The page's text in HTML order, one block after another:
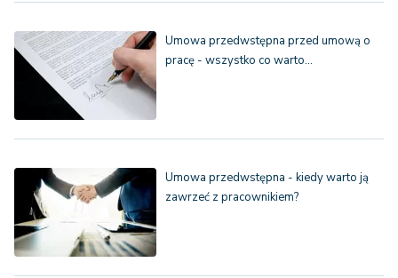
Umowa przedwstępna przed umową o
pracę - wszystko co warto…
Umowa przedwstępna - kiedy warto ją
zawrzeć z pracownikiem?